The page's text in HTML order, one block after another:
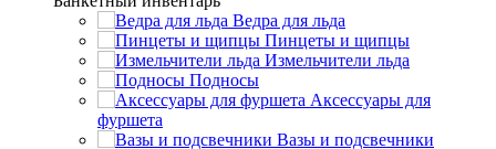
Ведра для льда
Пинцеты и щипцы
Измельчители льда
Подносы
Аксессуары для
фуршета
Вазы и подсвечники